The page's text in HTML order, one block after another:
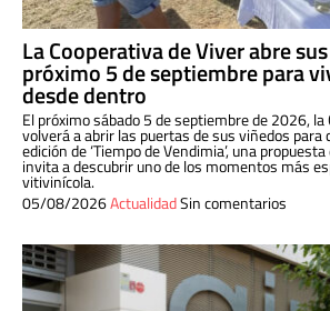
La Cooperativa de Viver abre
próximo 5 de septiembre para
desde dentro
El próximo sábado 5 de septiembre de 2026,
volverá a abrir las puertas de sus viñedos para
edición de ‘Tiempo de Vendimia’, una
invita a descubrir uno de los momentos más
vitivinícola.
05/08/2026ActualidadSin comentarios